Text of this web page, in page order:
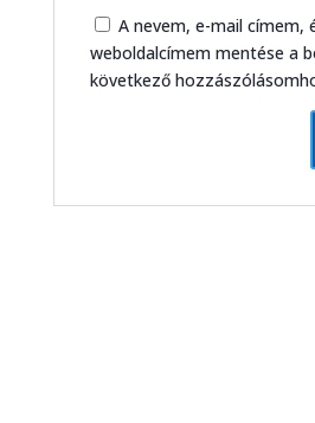
A nevem, e-mail címem,
weboldalcímem mentése a
következő